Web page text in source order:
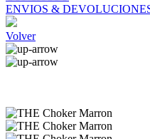
ENVIOS &
Volver